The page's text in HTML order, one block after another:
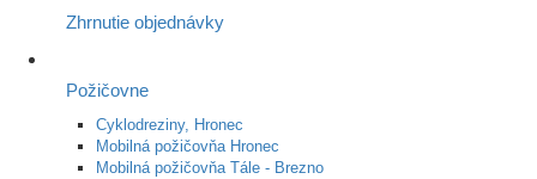
Zhrnutie objednávky
Požičovne
Cyklodreziny, Hronec
Mobilná požičovňa Hronec
Mobilná požičovňa Tále - Brezno